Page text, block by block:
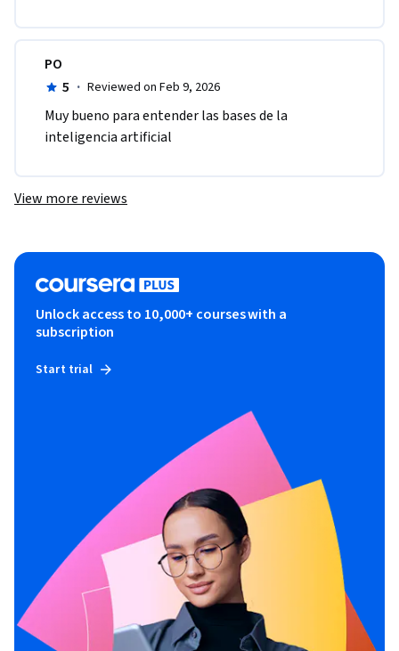
PO
5 · Reviewed on Feb 9, 2026
Muy bueno para entender las bases de la
inteligencia artificial
View more reviews
Unlock access to 10,000+ courses with a
subscription
Start trial